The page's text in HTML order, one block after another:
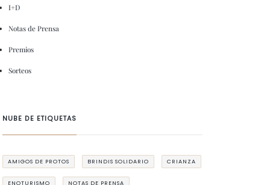
I+D
Notas de Prensa
Premios
Sorteos
NUBE DE ETIQUETAS
AMIGOS DE PROTOS BRINDIS SOLIDARIO CRIANZA
ENOTURISMO NOTAS DE PRENSA